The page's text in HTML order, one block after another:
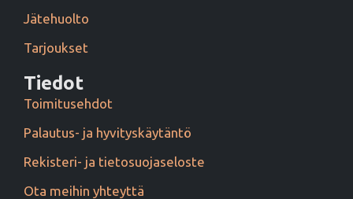
Jätehuolto
Tarjoukset
Tiedot
Toimitusehdot
Palautus- ja hyvityskäytäntö
Rekisteri- ja tietosuojaseloste
Ota meihin yhteyttä